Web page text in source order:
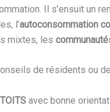
Il s’ensuit un
l’autoconsommation
mixtes, les
de résidents ou
avec bonne